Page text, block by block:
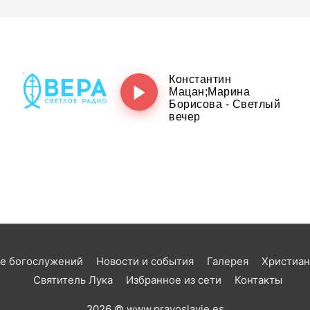
богослужений Новости и события Галерея
Святитель Лука
Избранное из сети Контакты